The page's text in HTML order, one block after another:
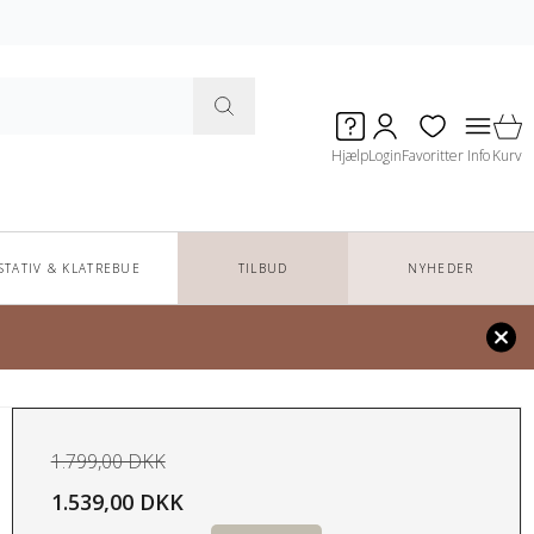
HjælpLoginFavoritter Info Kurv
& KLATREBUE TILBUD NYHEDER
1.799,00 DKK
1.539,00 DKK